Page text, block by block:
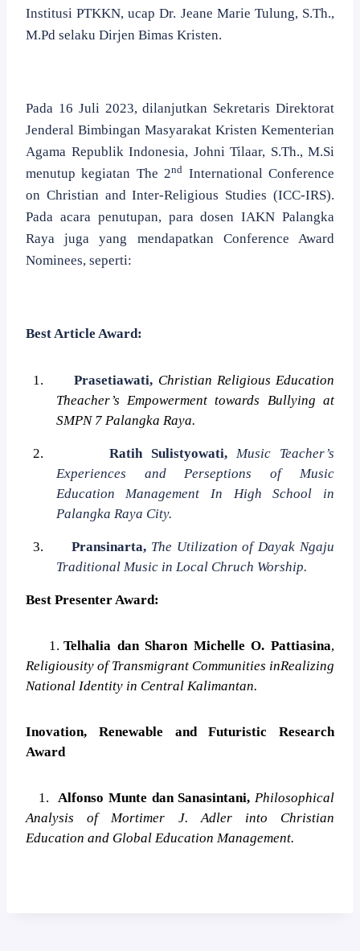
Institusi PTKKN, ucap Dr. Jeane Marie Tulung, S.Th.,
M.Pd selaku Dirjen Bimas Kristen.
Pada 16 Juli 2023, dilanjutkan Sekretaris Direktorat
Jenderal Bimbingan Masyarakat Kristen Kementerian
Agama Republik Indonesia, Johni Tilaar, S.Th., M.Si
menutup kegiatan The 2nd
International Conference
on Christian and Inter-Religious Studies (ICC-IRS).
Pada acara penutupan, para dosen IAKN Palangka
Raya juga yang mendapatkan Conference Award
Nominees, seperti:
Best Article Award:
1. Prasetiawati, Christian Religious Education
Theacher’s Empowerment towards Bullying at
SMPN 7 Palangka Raya.
2. Ratih Sulistyowati, Music Teacher’s
Experiences and Perseptions of Music
Education Management In High School in
Palangka Raya City.
3. Pransinarta, The Utilization of Dayak Ngaju
Traditional Music in Local Chruch Worship.
Best Presenter Award:
1. Telhalia dan Sharon Michelle O. Pattiasina,
Religiousity of Transmigrant Communities inRealizing
National Identity in Central Kalimantan.
Inovation, Renewable and Futuristic Research
Award
1. Alfonso Munte dan Sanasintani,Philosophical
Analysis of Mortimer J. Adler into Christian
Education and Global Education Management.